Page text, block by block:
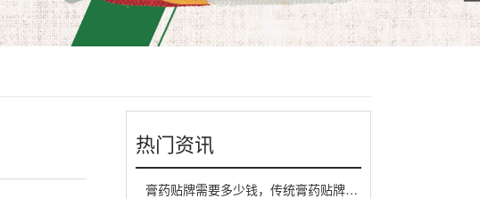
热门资讯
膏药贴牌需要多少钱，传统膏药贴牌厂家一般怎么收费